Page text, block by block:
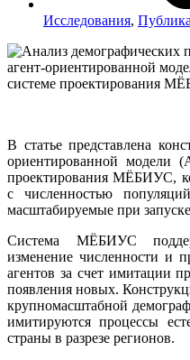
Исследования,
В статье представлена
ориентированной модели
проектирования МЁБИУС,
с численностью
масштабируемые при
Система МЁБИУС
изменение численности и
агентов за счет имитации
появления новых.
крупномасштабной
имитируются процессы
страны в разрезе регионов.